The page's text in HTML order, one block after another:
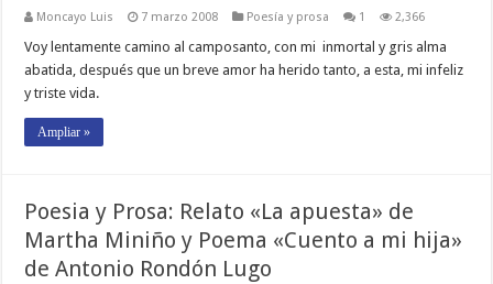
Moncayo Luis 7 marzo 2008 Poesí­a y prosa 1 2,366
Voy lentamente camino al camposanto, con mi inmortal y gris alma
abatida, después que un breve amor ha herido tanto, a esta, mi infeliz
y triste vida.
Ampliar »
Poesia y Prosa: Relato «La apuesta» de
Martha Miniño y Poema «Cuento a mi hija»
de Antonio Rondón Lugo